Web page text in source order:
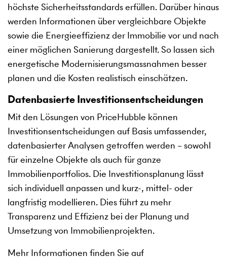
höchste Sicherheitsstandards erfüllen. Darüber hinaus
werden Informationen über vergleichbare Objekte
sowie die Energieeffizienz der Immobilie vor und nach
einer möglichen Sanierung dargestellt. So lassen sich
energetische Modernisierungsmassnahmen besser
planen und die Kosten realistisch einschätzen.
Datenbasierte Investitionsentscheidungen
Mit den Lösungen von PriceHubble können
Investitionsentscheidungen auf Basis umfassender,
datenbasierter Analysen getroffen werden – sowohl
für einzelne Objekte als auch für ganze
Immobilienportfolios. Die Investitionsplanung lässt
sich individuell anpassen und kurz-, mittel- oder
langfristig modellieren. Dies führt zu mehr
Transparenz und Effizienz bei der Planung und
Umsetzung von Immobilienprojekten.
Mehr Informationen finden Sie auf